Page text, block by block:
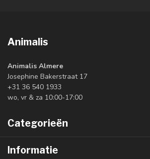
Animalis
Animalis Almere
Josephine Bakerstraat 17
+31 36 540 1933
wo, vr & za 10:00-17:00
Categorieën
Informatie